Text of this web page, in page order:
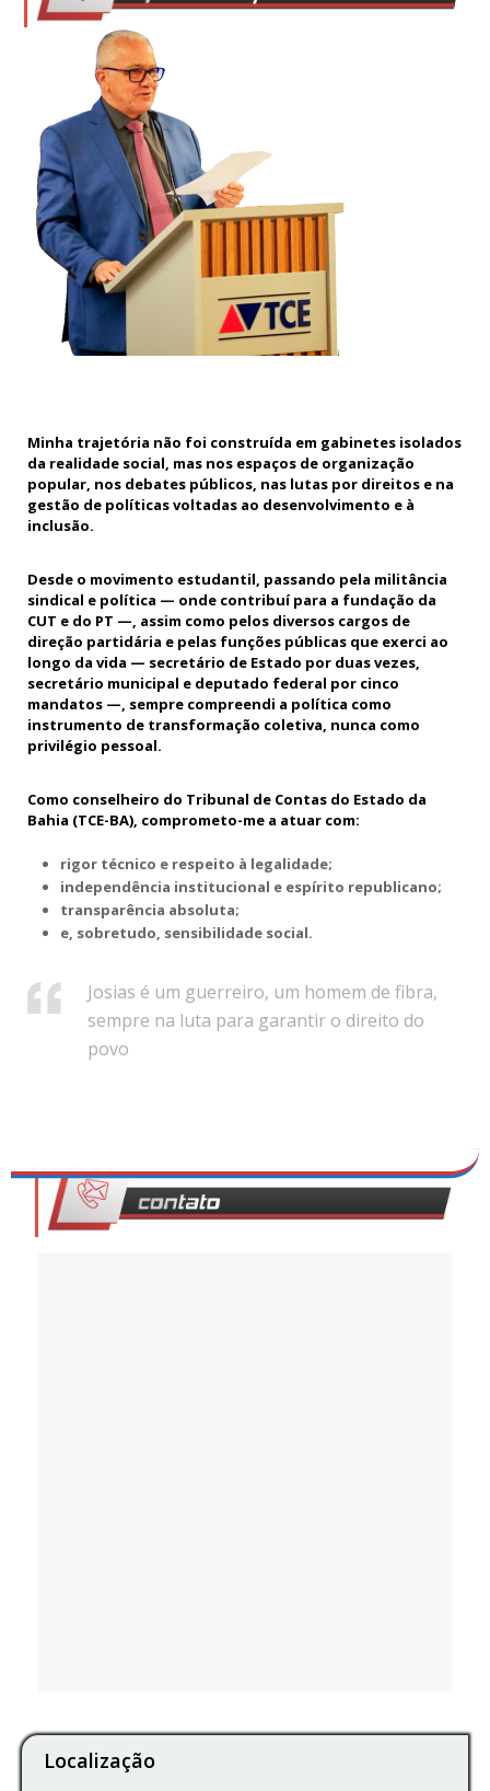
Minha trajetória não foi construída em gabinetes isolados
da realidade social, mas nos espaços de organização
popular, nos debates públicos, nas lutas por direitos e na
gestão de políticas voltadas ao desenvolvimento e à
inclusão.
Desde o movimento estudantil, passando pela militância
sindical e política — onde contribuí para a fundação da
CUT e do PT —, assim como pelos diversos cargos de
direção partidária e pelas funções públicas que exerci ao
longo da vida — secretário de Estado por duas vezes,
secretário municipal e deputado federal por cinco
mandatos —, sempre compreendi a política como
instrumento de transformação coletiva, nunca como
privilégio pessoal.
Como conselheiro do Tribunal de Contas do Estado da
Bahia (TCE-BA), comprometo-me a atuar com:
rigor técnico e respeito à legalidade;
independência institucional e espírito republicano;
transparência absoluta;
e, sobretudo, sensibilidade social.
Josias é um guerreiro, um homem de fibra,
sempre na luta para garantir o direito do
povo
Localização